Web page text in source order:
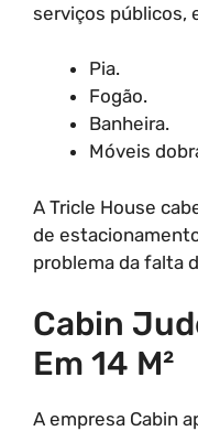
serviços públicos,
Pia.
Fogão.
Banheira.
Móveis
A Tricle House
de
problema da falta
Cabin
Em 14 M²
A empresa Cabin